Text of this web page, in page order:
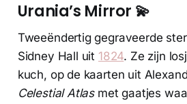
Urania’s Mirror 💫
Tweeëndertig gegraveerde
Sidney Hall uit 1824. Ze zijn
kuch, op de kaarten uit
Celestial Atlas met gaatjes